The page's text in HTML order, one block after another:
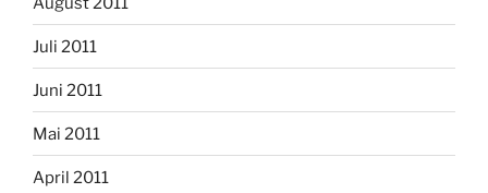
Juli 2011
Juni 2011
Mai 2011
April 2011